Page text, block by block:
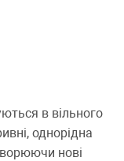
в вільного
однорідна
нові